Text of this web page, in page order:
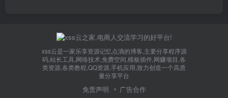
xss云是一家乐享资源记忆点滴的博客,主要分享程序源
码,站长工具,网络技术,免费空间,模板插件,网赚项目,各
类资源,各类教程,QQ资源,手机应用,致力创造一个高质
量分享平台
免责声明 广告合作